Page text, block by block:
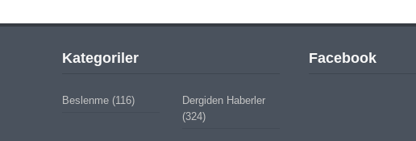
Kategoriler
Beslenme(116)
Dergiden Haberler
(324)
Facebook